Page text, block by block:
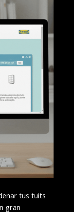
tus tuits
gran